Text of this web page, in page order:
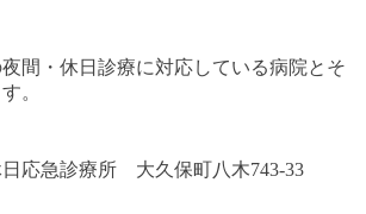
間・休日診療に対応している病院とそ
。
日応急診療所 大久保町八木743-33